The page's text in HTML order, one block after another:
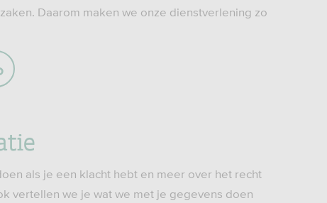
Daarom maken we onze dienstverlening zo
als je een klacht hebt en meer over het recht
vertellen we je wat we met je gegevens doen